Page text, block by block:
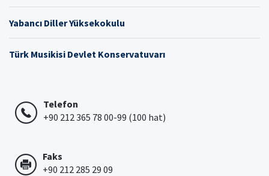
Yabancı Diller Yüksekokulu
Türk Musikisi Devlet Konservatuvarı
Telefon
+90 212 365 78 00-99 (100 hat)
Faks
+90 212 285 29 09